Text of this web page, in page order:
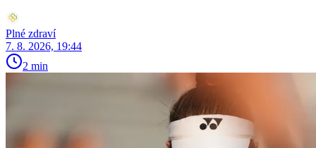
Plné zdraví
7. 8. 2026, 19:44
2 min